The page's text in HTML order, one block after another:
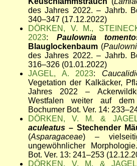
des Jahres 2022. – Jahrb.
340–347 (17.12.2022)
DÖRKEN, V. M.,
2023: Paulownia
Blauglockenbaum (
des Jahres 2022. – Jahrb.
316–326 (01.01.2022)
JAGEL, A. 2023:
Vegetation der Kalkäcker,
Jahres 2022 –
Westfalen weiter auf
Bochumer Bot. Ver. 14:
DÖRKEN, V. M. &
aculeatus – Stechender
(Asparagaceae) –
ungewöhnlicher
Bot. Ver. 13: 241–253
DÖRKEN, V. M. &